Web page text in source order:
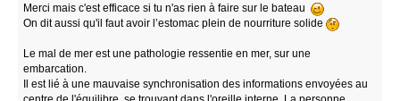
Merci mais c'est efficace si tu n'as rien à faire sur le bateau
On dit aussi qu'il faut avoir l’estomac plein de nourriture solide
Le mal de mer est une pathologie ressentie en mer, sur une
embarcation.
Il est lié à une mauvaise synchronisation des informations envoyées au